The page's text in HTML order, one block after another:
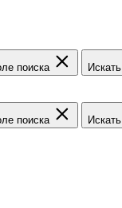
поиска Искать
поиска Искать